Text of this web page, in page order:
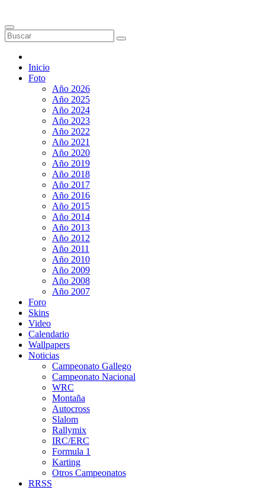
Inicio
Foto
Año 2026
Año 2025
Año 2024
Año 2023
Año 2022
Año 2021
Año 2020
Año 2019
Año 2018
Año 2017
Año 2016
Año 2015
Año 2014
Año 2013
Año 2012
Año 2011
Año 2010
Año 2009
Año 2008
Año 2007
Foro
Skins
Video
Calendario
Wallpapers
Noticias
Campeonato Gallego
Campeonato Nacional
WRC
Montaña
Autocross
Slalom
Rallymix
IRC/ERC
Formula 1
Karting
Otros Campeonatos
RRSS